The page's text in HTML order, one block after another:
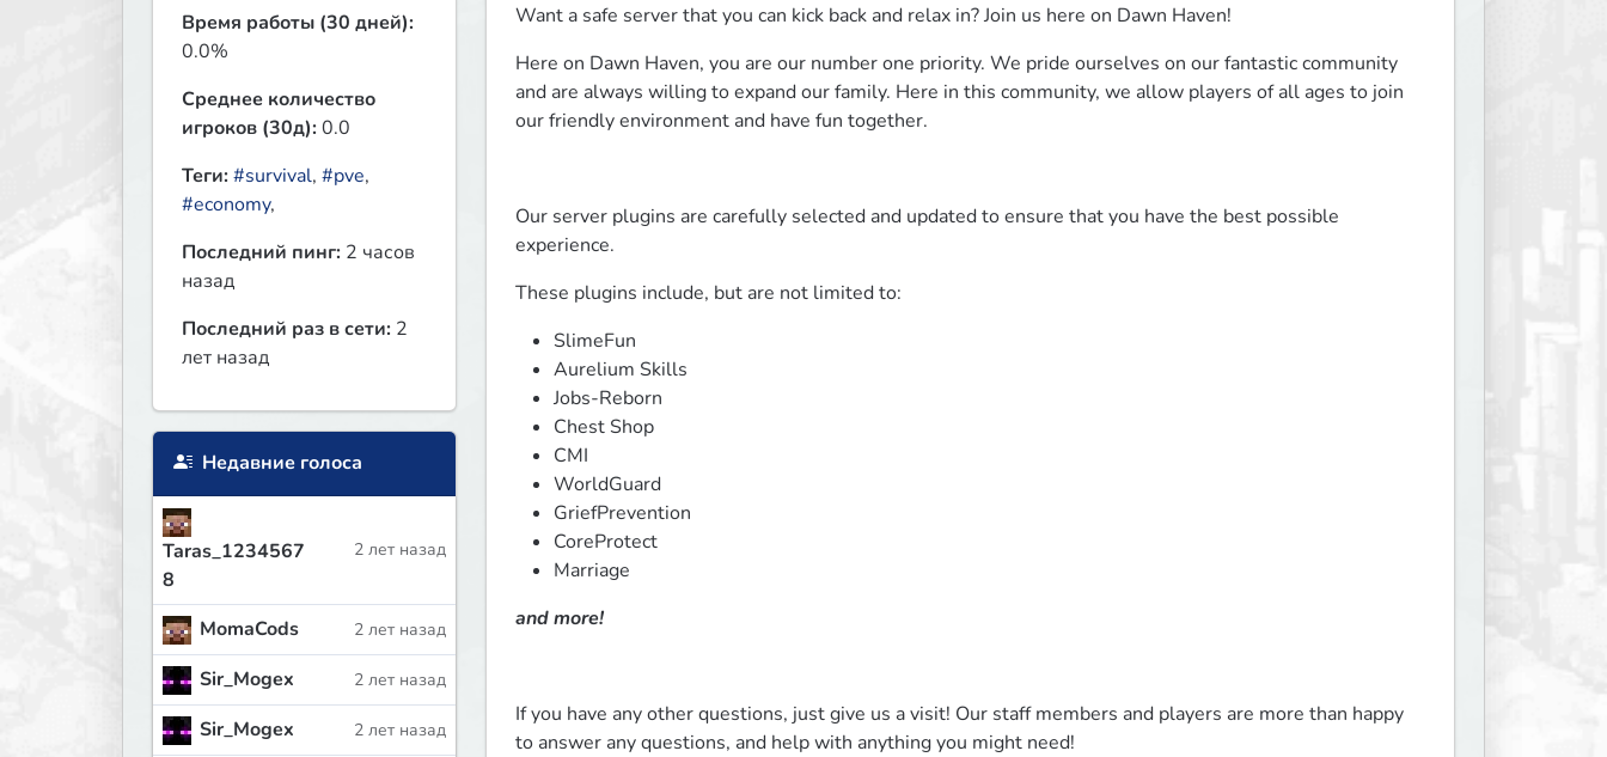
Время работы (30 дней):
0.0%
Среднее количество
игроков (30д):0.0
Теги:#survival, #pve,
#economy,
Последний пинг: 2 часов
назад
Последний раз в сети: 2
лет назад
Недавние голоса
Taras_1234567
8
2 лет назад
MomaCods 2 лет назад
Sir_Mogex 2 лет назад
Sir_Mogex 2 лет назад
Want a safe server that you can kick back and relax in? Join us here on Dawn Haven!
Here on Dawn Haven, you are our number one priority. We pride ourselves on our fantastic community
and are always willing to expand our family. Here in this community, we allow players of all ages to join
our friendly environment and have fun together.
Our server plugins are carefully selected and updated to ensure that you have the best possible
experience.
These plugins include, but are not limited to:
SlimeFun
Aurelium Skills
Jobs-Reborn
Chest Shop
CMI
WorldGuard
GriefPrevention
CoreProtect
Marriage
and more!
If you have any other questions, just give us a visit! Our staff members and players are more than happy
to answer any questions, and help with anything you might need!